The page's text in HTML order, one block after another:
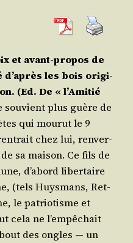
et avant-pro­pos de
les bois ori­gi­
(Ed. De « l’A­mi­tié
sou­vient plus guère de
qui mou­rut le 9
chez lui, ren­ver­
sa mai­son. Ce fils de
d’a­bord liber­taire
(tels Huys­mans, Ret­
le patrio­tisme et
cela ne l’empêchait
des ongles ― un